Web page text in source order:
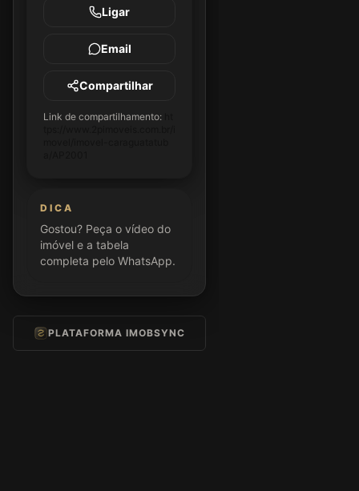
Ligar
Email
Compartilhar
Link de compartilhamento:
DICA
Gostou? Peça o vídeo do
imóvel e a tabela
completa pelo WhatsApp.
PLATAFORMA IMOBSYNC